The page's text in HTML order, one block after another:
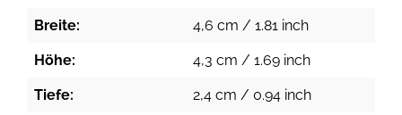
Breite: 4,6 cm / 1.81 inch
Höhe: 4,3 cm / 1.69 inch
Tiefe: 2,4 cm / 0.94 inch